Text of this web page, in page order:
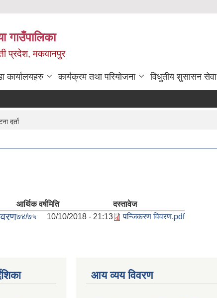
गाउँपालिका
प्रदेश, मकवानपुर
कार्यालयहरु कार्यक्रम तथा परियोजना विधुतीय शुसासन सेवा
दर्ता
आर्थिक वर्षमिति दस्तावेज
७४/७५ 10/10/2018 - 21:13 पन्जिकरण विवरण.pdf
आय व्यय विवरण